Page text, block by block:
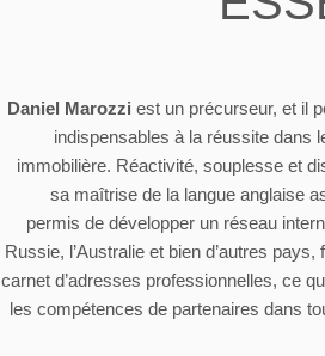
Daniel Marozzi est un précurseur, et il
indispensables à la réussite dans
immobilière. Réactivité, souplesse et
sa maîtrise de la langue anglaise
permis de développer un réseau
Russie, l’Australie et bien d’autres
carnet d’adresses professionnelles, ce
les compétences de partenaires dans